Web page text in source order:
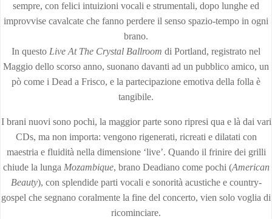
sempre, con felici intuizioni vocali e strumentali, dopo lunghe ed
improvvise cavalcate che fanno perdere il senso spazio-tempo in ogni
brano.
In questo Live At The Crystal Ballroom di Portland, registrato nel
Maggio dello scorso anno, suonano davanti ad un pubblico amico, un
pò come i Dead a Frisco, e la partecipazione emotiva della folla è
tangibile.
I brani nuovi sono pochi, la maggior parte sono ripresi qua e là dai vari
CDs, ma non importa: vengono rigenerati, ricreati e dilatati con
maestria e fluidità nella dimensione ‘live’. Quando il frinire dei grilli
chiude la lunga Mozambique, brano Deadiano come pochi (American
Beauty), con splendide parti vocali e sonorità acustiche e country-
gospel che segnano coralmente la fine del concerto, vien solo voglia di
ricominciare.